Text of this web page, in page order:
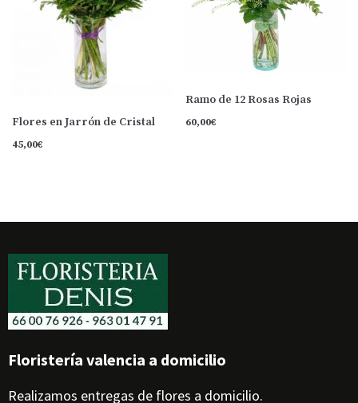
Flores en Jarrón de Cristal
45,00€
Ramo de 12 Rosas Rojas
60,00€
Floristería valencia a domicilio
Realizamos entregas de flores a domicilio.